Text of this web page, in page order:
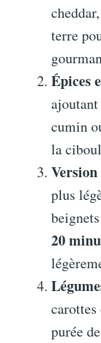
terre
Épices
cumin
la
plus
20
carottes
purée